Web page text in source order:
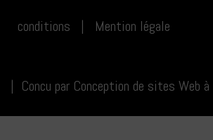
conditions | Mention légale
| Concu par Conception de sites Web à